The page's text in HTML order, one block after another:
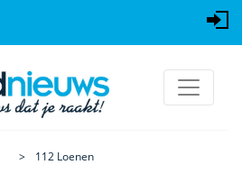
112 Loenen